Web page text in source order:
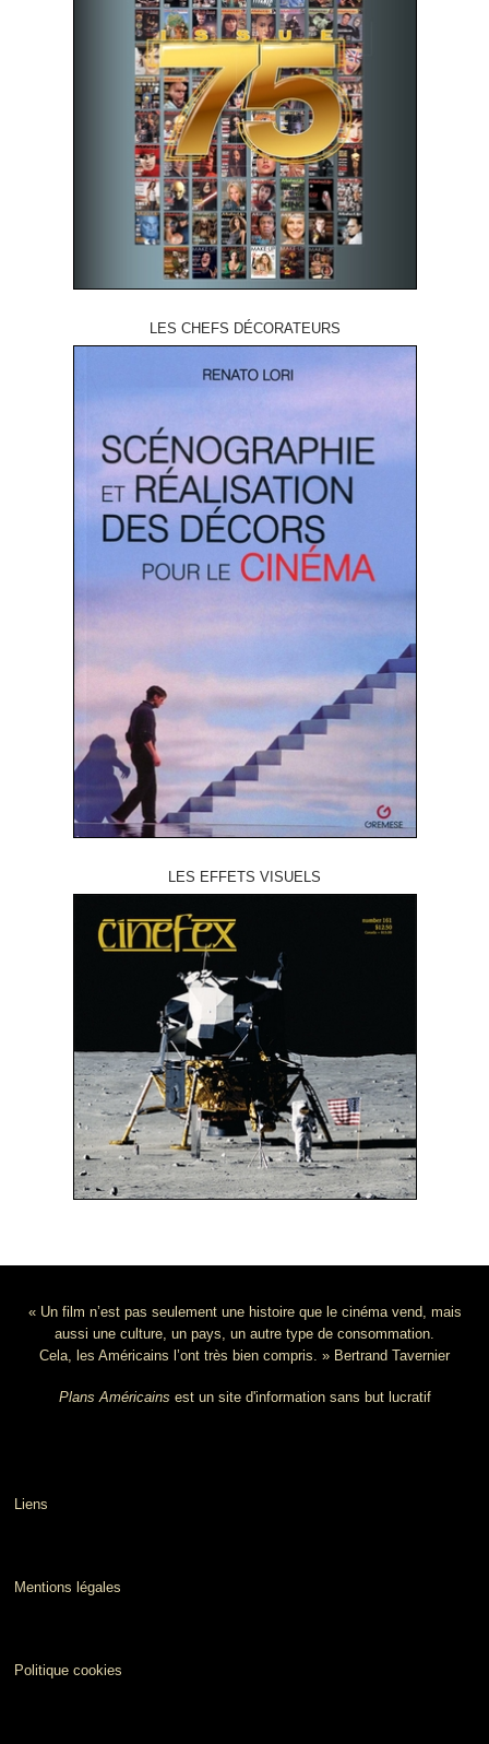
LES CHEFS DÉCORATEURS
LES EFFETS VISUELS
« Un film n’est pas seulement une histoire que le cinéma vend, mais
aussi une culture, un pays, un autre type de consommation.
Cela, les Américains l’ont très bien compris. » Bertrand Tavernier
Plans Américains est un site d'information sans but lucratif
Liens
Mentions légales
Politique cookies